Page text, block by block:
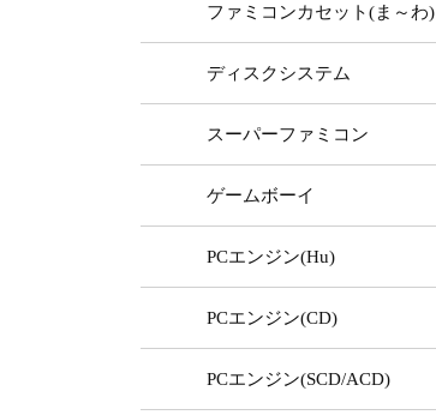
ファミコンカセット(ま～わ)
ディスクシステム
スーパーファミコン
ゲームボーイ
PCエンジン(Hu)
PCエンジン(CD)
PCエンジン(SCD/ACD)